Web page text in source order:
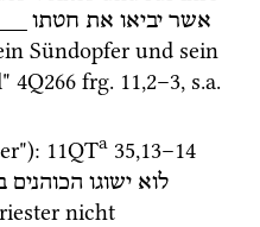
אשר יביאו את חטתו
Sündopfer und sein
4Q266 frg. 11,2–3, s.a.
: 11QTa 35,13–14
לוא ישוגו הכוהנים
nicht